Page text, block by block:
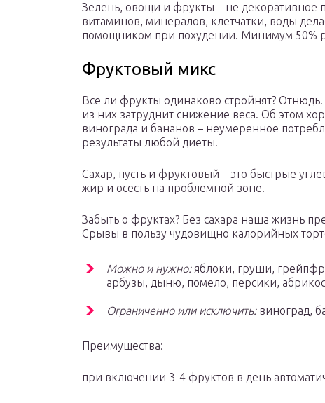
Зелень, овощи и фрукты – не декоративное
витаминов, минералов, клетчатки, воды
помощником при похудении. Минимум 50%
Фруктовый микс
Все ли фрукты одинаково стройнят?
из них затруднит снижение веса. Об этом
винограда и бананов – неумеренное
результаты любой диеты.
Сахар, пусть и фруктовый – это быстрые
жир и осесть на проблемной зоне.
Забыть о фруктах? Без сахара наша жизнь
Срывы в пользу чудовищно калорийных
Можно и нужно:яблоки, груши,
арбузы, дыню, помело, персики,
Ограниченно или исключить:виноград,
Преимущества:
при включении 3-4 фруктов в день